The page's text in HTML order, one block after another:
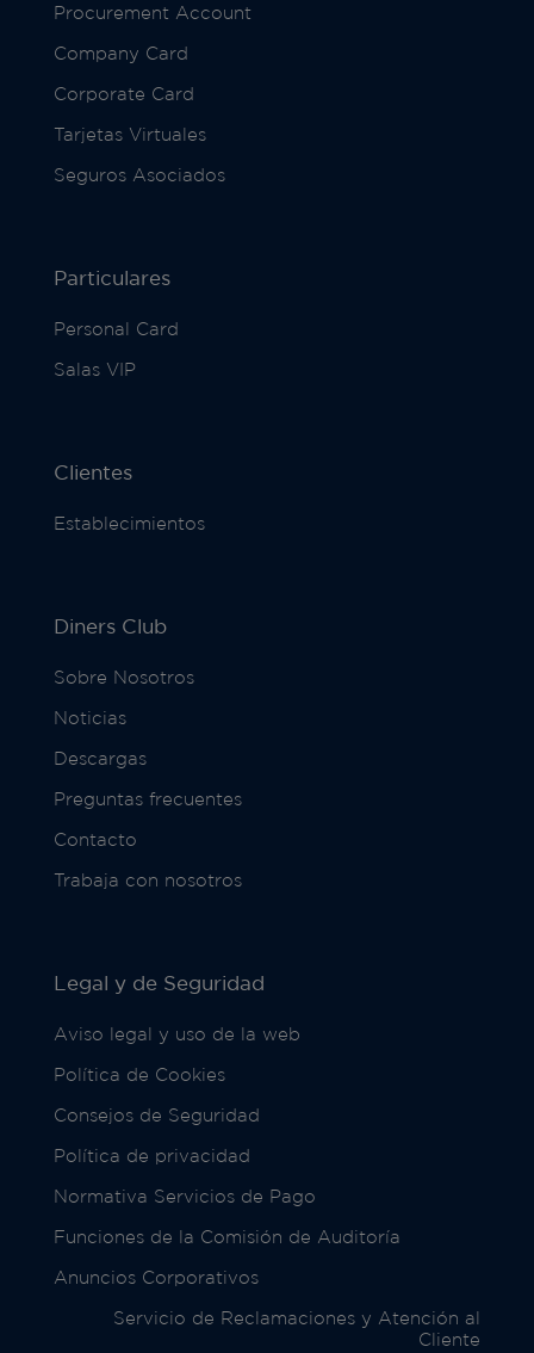
Procurement Account
Company Card
Corporate Card
Tarjetas Virtuales
Seguros Asociados
Particulares
Personal Card
Salas VIP
Clientes
Establecimientos
Diners Club
Sobre Nosotros
Noticias
Descargas
Preguntas frecuentes
Contacto
Trabaja con nosotros
Legal y de Seguridad
Aviso legal y uso de la web
Política de Cookies
Consejos de Seguridad
Política de privacidad
Normativa Servicios de Pago
Funciones de la Comisión de Auditoría
Anuncios Corporativos
Servicio de Reclamaciones y Atención al
Cliente